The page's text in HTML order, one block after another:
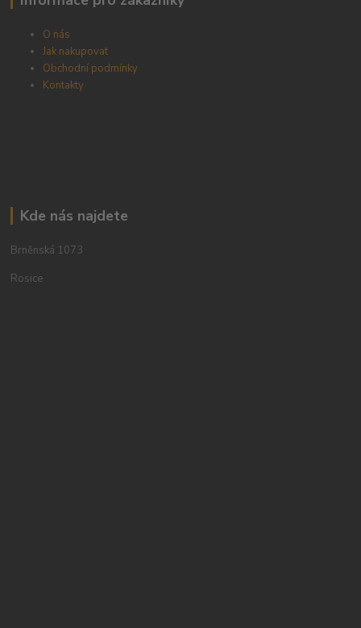
O nás
Jak nakupovat
Obchodní podmínky
Kontakty
Kde nás najdete
Brněnská 1073
Rosice